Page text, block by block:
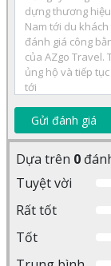
Gửi đánh giá
Dựa trên 0
Tuyệt vời
Rất tốt
Tốt